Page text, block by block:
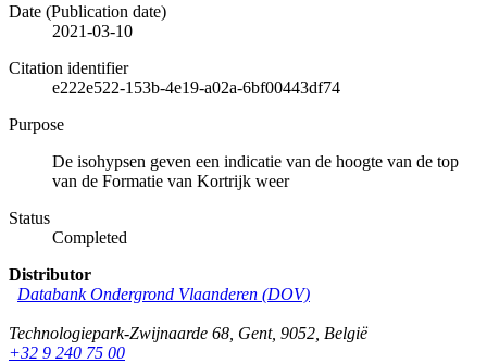
Date (Publication date)
2021-03-10
Citation identifier
e222e522-153b-4e19-a02a-6bf00443df74
Purpose
De isohypsen geven een indicatie van de hoogte van de top
van de Formatie van Kortrijk weer
Status
Completed
Distributor
Databank Ondergrond Vlaanderen (DOV)
Technologiepark-Zwijnaarde 68 Gent, 9052 België
+32 9 240 75 00